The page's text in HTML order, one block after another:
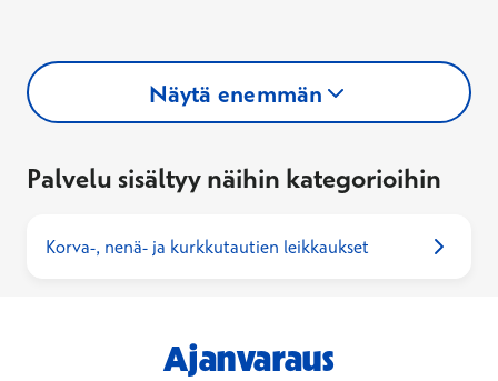
Näytä enemmän
Palvelu sisältyy näihin kategorioihin
Korva-, nenä- ja kurkkutautien leikkaukset
Ajanvaraus